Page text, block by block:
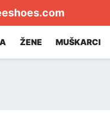
ŽENE MUŠKARCI